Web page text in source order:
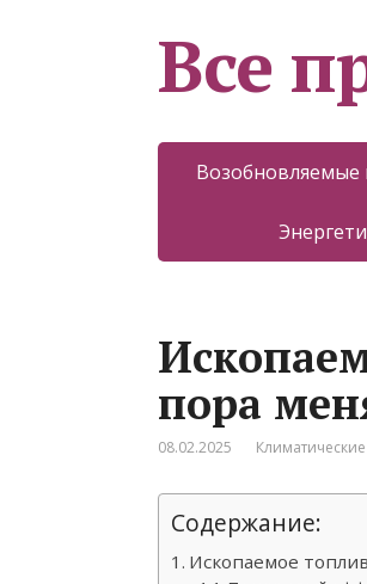
Все
Возобновляемые
пора
08.02.2025
Содержание:
Ископаемое